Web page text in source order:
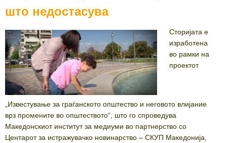
што недостасува
Сторијата е
изработена
во рамки на
проектот
„Известување за граѓанското општество и неговото влијание
врз промените во општеството“, што го спроведува
Македонскиот институт за медиуми во партнерство со
Центарот за истражувачко новинарство – СКУП Македонија,